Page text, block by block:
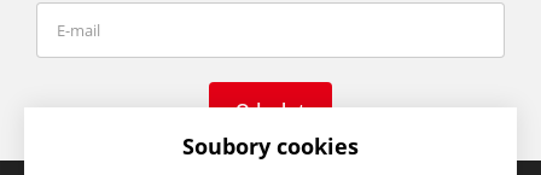
Odeslat
Soubory cookies